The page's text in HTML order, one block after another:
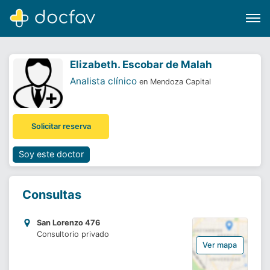
Software para clínicas
¿Eres un doctor?
Elizabeth. Escobar de Malah
Analista clínico en Mendoza Capital
Solicitar reserva
Soy este doctor
Consultas
San Lorenzo 476
Consultorio privado
Ver mapa